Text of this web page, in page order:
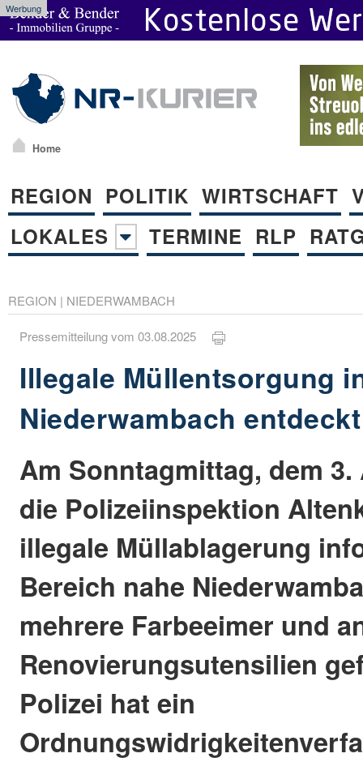
Werbung
Home
REGION POLITIK WIRTSCHAFT
LOKALES
TERMINE RLP
REGION | NIEDERWAMBACH
Pressemitteilung vom 03.08.2025
Illegale Müllentsorgung
Niederwambach entdeckt
Am Sonntagmittag, dem
die Polizeiinspektion
illegale Müllablagerung
Bereich nahe
mehrere Farbeeimer und
Renovierungsutensilien
Polizei hat ein